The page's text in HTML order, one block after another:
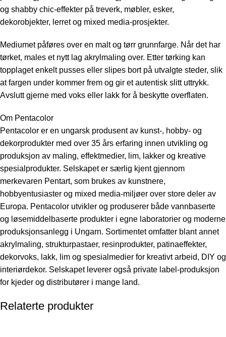
og shabby chic-effekter på treverk, møbler, esker,
dekorobjekter, lerret og mixed media-prosjekter.
Mediumet påføres over en malt og tørr grunnfarge. Når det har
tørket, males et nytt lag akrylmaling over. Etter tørking kan
topplaget enkelt pusses eller slipes bort på utvalgte steder, slik
at fargen under kommer frem og gir et autentisk slitt uttrykk.
Avslutt gjerne med voks eller lakk for å beskytte overflaten.
Om Pentacolor
Pentacolor er en ungarsk produsent av kunst-, hobby- og
dekorprodukter med over 35 års erfaring innen utvikling og
produksjon av maling, effektmedier, lim, lakker og kreative
spesialprodukter. Selskapet er særlig kjent gjennom
merkevaren Pentart, som brukes av kunstnere,
hobbyentusiaster og mixed media-miljøer over store deler av
Europa. Pentacolor utvikler og produserer både vannbaserte
og løsemiddelbaserte produkter i egne laboratorier og moderne
produksjonsanlegg i Ungarn. Sortimentet omfatter blant annet
akrylmaling, strukturpastaer, resinprodukter, patinaeffekter,
dekorvoks, lakk, lim og spesialmedier for kreativt arbeid, DIY og
interiørdekor. Selskapet leverer også private label-produksjon
for kjeder og distributører i mange land.
Relaterte produkter